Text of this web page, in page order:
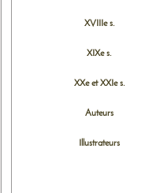
XVIIIe s.
XIXe s.
XXe et XXIe s.
Auteurs
Illustrateurs